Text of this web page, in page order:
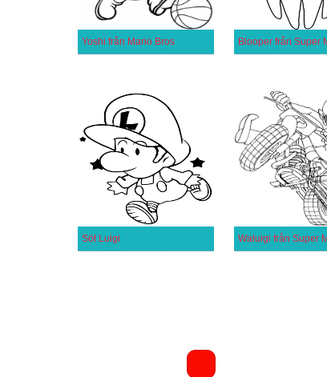
Yoshi från Mario Bros Blooper från Super
Söt Luigi Waluigi från Super